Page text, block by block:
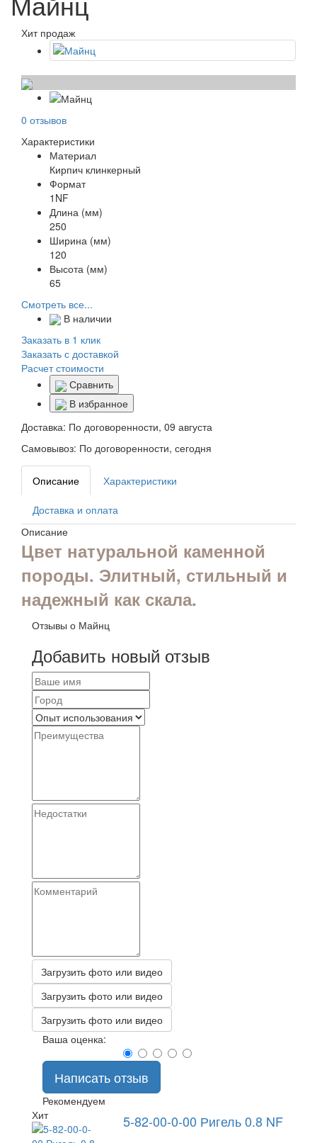
Хит продаж
0 отзывов
Характеристики
Материал
Кирпич клинкерный
Формат
1NF
Длина (мм)
250
Ширина (мм)
120
Высота (мм)
65
Смотреть все...
В наличии
Заказать в 1 клик
Заказать с доставкой
Расчет стоимости
Сравнить
В избранное
Доставка: По договоренности, 09 августа
Самовывоз: По договоренности, сегодня
Описание Характеристики
Доставка и оплата
Описание
Цвет натуральной каменной
породы. Элитный, стильный и
надежный как скала.
Отзывы о Майнц
Добавить новый отзыв
Загрузить фото или видео
Загрузить фото или видео
Загрузить фото или видео
Ваша оценка:
Написать отзыв
Рекомендуем
Хит
5-82-00-0-00 Ригель 0.8 NF